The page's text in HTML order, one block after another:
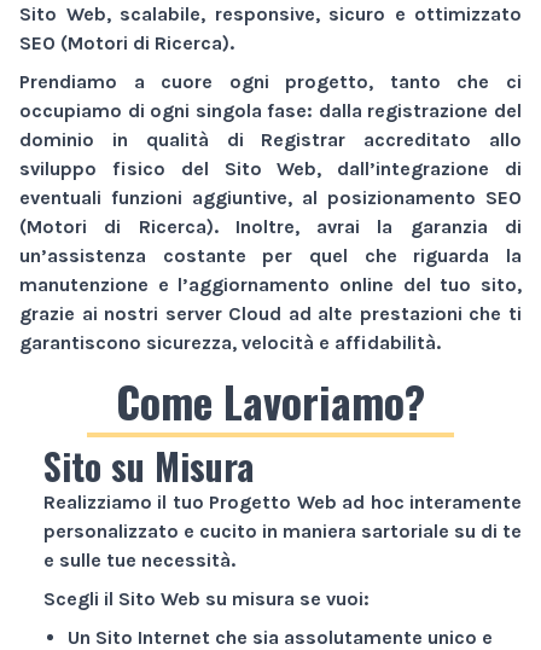
Sito Web, scalabile, responsive, sicuro e ottimizzato
SEO (Motori di Ricerca).
Prendiamo a cuore ogni progetto, tanto che ci
occupiamo di ogni singola fase: dalla registrazione del
dominio in qualità di Registrar accreditato allo
sviluppo fisico del Sito Web, dall’integrazione di
eventuali funzioni aggiuntive, al posizionamento SEO
(Motori di Ricerca). Inoltre, avrai la garanzia di
un’assistenza costante per quel che riguarda la
manutenzione e l’aggiornamento online del tuo sito,
grazie ai nostri server Cloud ad alte prestazioni che ti
garantiscono sicurezza, velocità e affidabilità.
Come Lavoriamo?
Sito su Misura
Realizziamo il tuo Progetto Web ad hoc interamente
personalizzato e cucito in maniera sartoriale su di te
e sulle tue necessità.
Scegli il Sito Web su misura se vuoi:
Un Sito Internet che sia assolutamente unico e